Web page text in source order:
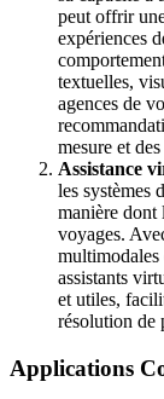
peut offrir
expériences
textuelles,
agences de
mesure et
Assistance
les systèmes
manière dont
voyages.
multimodales
assistants
et utiles,
résolution de
Applications